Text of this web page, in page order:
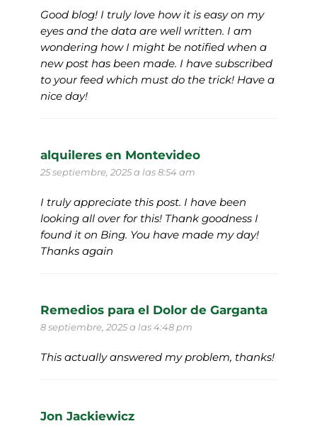
Good blog! I truly love how it is easy on my
eyes and the data are well written. I am
wondering how I might be notified when a
new post has been made. I have subscribed
to your feed which must do the trick! Have a
nice day!
alquileres en Montevideo
25 septiembre, 2025 a las 8:54 am
I truly appreciate this post. I have been
looking all over for this! Thank goodness I
found it on Bing. You have made my day!
Thanks again
Remedios para el Dolor de Garganta
8 septiembre, 2025 a las 4:48 pm
This actually answered my problem, thanks!
Jon Jackiewicz